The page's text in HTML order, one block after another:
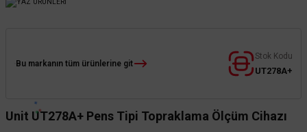
Bu markanın tüm ürünlerine git
Stok Kodu
UT278A+
Unit UT278A+ Pens Tipi Topraklama Ölçüm Cihazı